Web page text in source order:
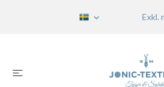
Exkl.